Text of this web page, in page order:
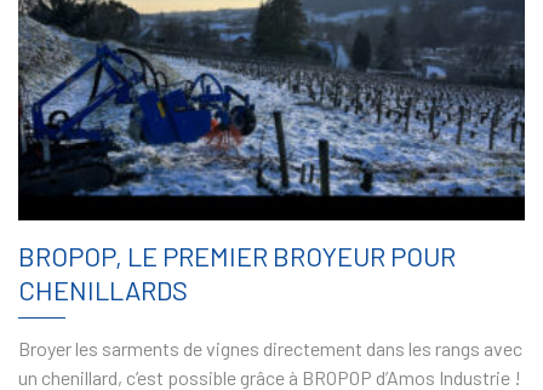
BROPOP, LE PREMIER BROYEUR POUR
CHENILLARDS
Broyer les sarments de vignes directement dans les rangs avec
un chenillard, c’est possible grâce à BROPOP d’Amos Industrie !